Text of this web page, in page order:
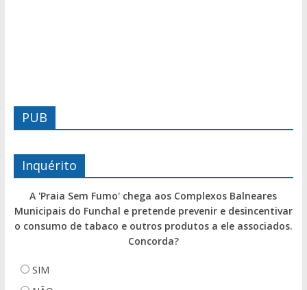
PUB
Inquérito
A 'Praia Sem Fumo' chega aos Complexos Balneares
Municipais do Funchal e pretende prevenir e desincentivar
o consumo de tabaco e outros produtos a ele associados.
Concorda?
SIM